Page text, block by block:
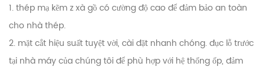
1. thép mạ kẽm z xà gồ có cường độ cao để đảm bảo an toàn
cho nhà thép.
2. mặt cắt hiệu suất tuyệt vời, cài đặt nhanh chóng.đục lỗ trước
tại nhà máy của chúng tôi để phù hợp với hệ thống ốp, đảm